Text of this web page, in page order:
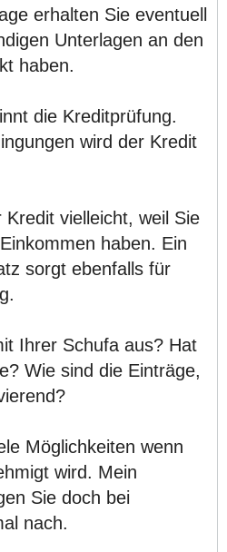
erhalten Sie eventuell
Unterlagen an den
haben.
die Kreditprüfung.
wird der Kredit
vielleicht, weil Sie
haben. Ein
sorgt ebenfalls für
Ihrer Schufa aus? Hat
Wie sind die Einträge,
Möglichkeiten wenn
wird. Mein
Sie doch bei
nach.